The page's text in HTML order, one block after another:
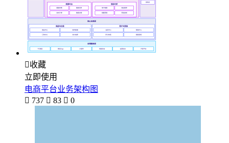
收藏
立即使用
电商平台业务架构图
 737  83  0